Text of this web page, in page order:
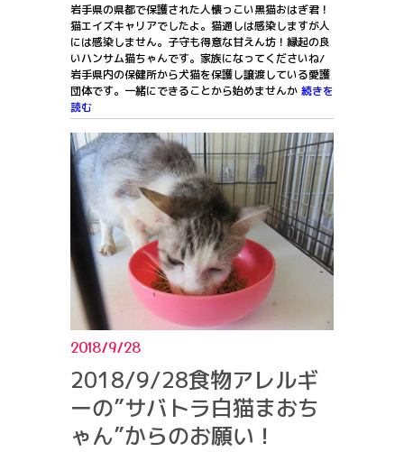
岩手県の県都で保護された人懐っこい黒猫おはぎ君！
猫エイズキャリアでしたよ。猫通しは感染しますが人
には感染しません。子守も得意な甘えん坊！縁起の良
いハンサム猫ちゃんです。家族になってくださいね/
岩手県内の保健所から犬猫を保護し譲渡している愛護
団体です。一緒にできることから始めませんか 続きを
読む
2018/9/28
2018/9/28食物アレルギ
ーの”サバトラ白猫まおち
ゃん”からのお願い！